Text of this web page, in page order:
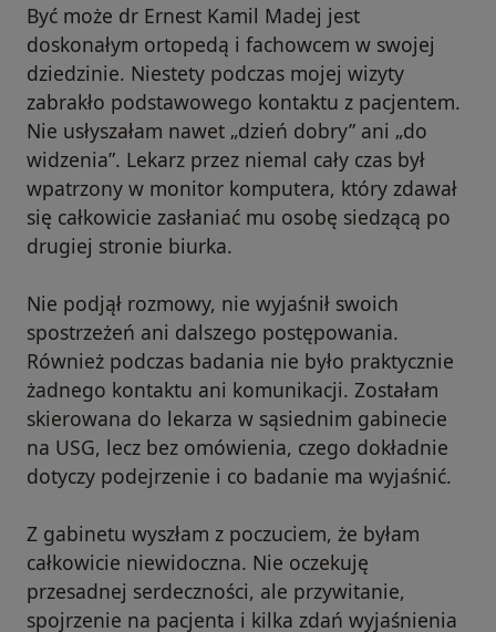
Być może dr Ernest Kamil Madej jest
doskonałym ortopedą i fachowcem w swojej
dziedzinie. Niestety podczas mojej wizyty
zabrakło podstawowego kontaktu z pacjentem.
Nie usłyszałam nawet „dzień dobry” ani „do
widzenia”. Lekarz przez niemal cały czas był
wpatrzony w monitor komputera, który zdawał
się całkowicie zasłaniać mu osobę siedzącą po
drugiej stronie biurka.
Nie podjął rozmowy, nie wyjaśnił swoich
spostrzeżeń ani dalszego postępowania.
Również podczas badania nie było praktycznie
żadnego kontaktu ani komunikacji. Zostałam
skierowana do lekarza w sąsiednim gabinecie
na USG, lecz bez omówienia, czego dokładnie
dotyczy podejrzenie i co badanie ma wyjaśnić.
Z gabinetu wyszłam z poczuciem, że byłam
całkowicie niewidoczna. Nie oczekuję
przesadnej serdeczności, ale przywitanie,
spojrzenie na pacjenta i kilka zdań wyjaśnienia